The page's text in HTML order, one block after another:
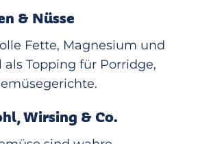
& Nüsse
Fette, Magnesium und
als Topping für Porridge,
Wirsing & Co.